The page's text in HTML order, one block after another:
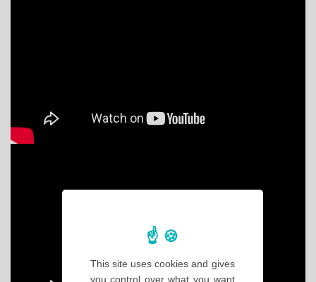
This site uses cookies and gives
you control over what you want